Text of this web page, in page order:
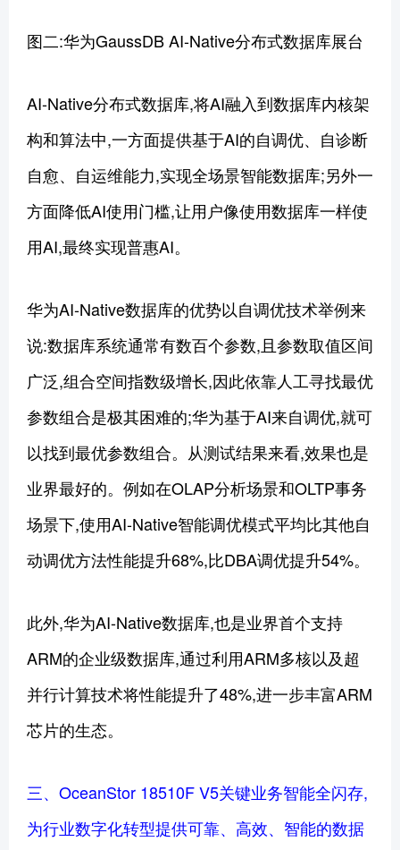
图二:华为GaussDB AI-Native分布式数据库展台
AI-Native分布式数据库,将AI融入到数据库内核架
构和算法中,一方面提供基于AI的自调优、自诊断
自愈、自运维能力,实现全场景智能数据库;另外一
方面降低AI使用门槛,让用户像使用数据库一样使
用AI,最终实现普惠AI。
华为AI-Native数据库的优势以自调优技术举例来
说:数据库系统通常有数百个参数,且参数取值区间
广泛,组合空间指数级增长,因此依靠人工寻找最优
参数组合是极其困难的;华为基于AI来自调优,就可
以找到最优参数组合。从测试结果来看,效果也是
业界最好的。例如在OLAP分析场景和OLTP事务
场景下,使用AI-Native智能调优模式平均比其他自
动调优方法性能提升68%,比DBA调优提升54%。
此外,华为AI-Native数据库,也是业界首个支持
ARM的企业级数据库,通过利用ARM多核以及超
并行计算技术将性能提升了48%,进一步丰富ARM
芯片的生态。
三、OceanStor 18510F V5关键业务智能全闪存,
为行业数字化转型提供可靠、高效、智能的数据